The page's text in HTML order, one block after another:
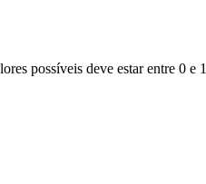
possíveis deve estar entre 0